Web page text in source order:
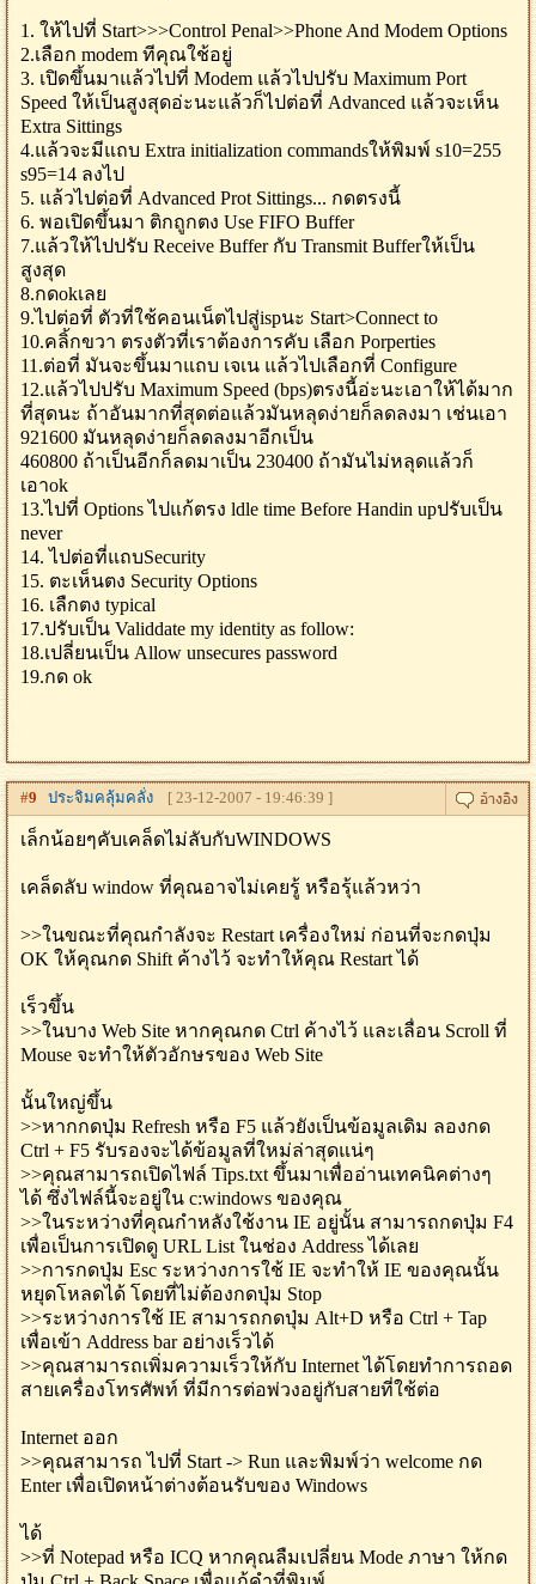
1. ให้ไปที่ Start>>>Control Penal>>Phone And Modem Options
2.เลือก modem ทีคุณใช้อยู่
3. เปิดขึ้นมาแล้วไปที่ Modem แล้วไปปรับ Maximum Port
Speed ให้เป็นสูงสุดอ่ะนะแล้วก็ไปต่อที่ Advanced แล้วจะเห็น
Extra Sittings
4.แล้วจะมีแถบ Extra initialization commandsให้พิมพ์ s10=255
s95=14 ลงไป
5. แล้วไปต่อที่ Advanced Prot Sittings... กดตรงนี้
6. พอเปิดขึ้นมา ติกถูกตง Use FIFO Buffer
7.แล้วให้ไปปรับ Receive Buffer กับ Transmit Bufferให้เป็น
สูงสุด
8.กดokเลย
9.ไปต่อที่ ตัวที่ใช้คอนเน็ตไปสู่ispนะ Start>Connect to
10.คลิ้กขวา ตรงตัวที่เราต้องการคับ เลือก Porperties
11.ต่อที่ มันจะขึ้นมาแถบ เจเน แล้วไปเลือกที่ Configure
12.แล้วไปปรับ Maximum Speed (bps)ตรงนี้อ่ะนะเอาให้ได้มาก
ที่สุดนะ ถ้าอันมากที่สุดต่อแล้วมันหลุดง่ายก็ลดลงมา เช่นเอา
921600 มันหลุดง่ายก็ลดลงมาอีกเป็น
460800 ถ้าเป็นอีกก็ลดมาเป็น 230400 ถ้ามันไม่หลุดแล้วก็
เอาok
13.ไปที่ Options ไปแก้ตรง ldle time Before Handin upปรับเป็น
never
14. ไปต่อที่แถบSecurity
15. ตะเห็นตง Security Options
16. เลืกตง typical
17.ปรับเป็น Validdate my identity as follow:
18.เปลี่ยนเป็น Allow unsecures password
19.กด ok
#9 ประจิมคลุ้มคลั่ง [ 23-12-2007 - 19:46:39 ]
เล็กน้อยๆคับเคล็ดไม่ลับกับWINDOWS
เคล็ดลับ window ที่คุณอาจไม่เคยรู้ หรือรุ้แล้วหว่า
>>ในขณะที่คุณกำลังจะ Restart เครื่องใหม่ ก่อนที่จะกดปุ่ม
OK ให้คุณกด Shift ค้างไว้ จะทำให้คุณ Restart ได้
เร็วขึ้น
>>ในบาง Web Site หากคุณกด Ctrl ค้างไว้ และเลื่อน Scroll ที่
Mouse จะทำให้ตัวอักษรของ Web Site
นั้นใหญ่ขึ้น
>>หากกดปุ่ม Refresh หรือ F5 แล้วยังเป็นข้อมูลเดิม ลองกด
Ctrl + F5 รับรองจะได้ข้อมูลที่ใหม่ล่าสุดแน่ๆ
>>คุณสามารถเปิดไฟล์ Tips.txt ขึ้นมาเพื่ออ่านเทคนิคต่างๆ
ได้ ซึ่งไฟล์นี้จะอยู่ใน c:windows ของคุณ
>>ในระหว่างที่คุณกำหลังใช้งาน IE อยู่นั้น สามารถกดปุ่ม F4
เพื่อเป็นการเปิดดู URL List ในช่อง Address ได้เลย
>>การกดปุ่ม Esc ระหว่างการใช้ IE จะทำให้ IE ของคุณนั้น
หยุดโหลดได้ โดยที่ไม่ต้องกดปุ่ม Stop
>>ระหว่างการใช้ IE สามารถกดปุ่ม Alt+D หรือ Ctrl + Tap
เพื่อเข้า Address bar อย่างเร็วได้
>>คุณสามารถเพิ่มความเร็วให้กับ Internet ได้โดยทำการถอด
สายเครื่องโทรศัพท์ ที่มีการต่อพ่วงอยู่กับสายที่ใช้ต่อ
Internet ออก
>>คุณสามารถ ไปที่ Start -> Run และพิมพ์ว่า welcome กด
Enter เพื่อเปิดหน้าต่างต้อนรับของ Windows
ได้
>>ที่ Notepad หรือ ICQ หากคุณลืมเปลี่ยน Mode ภาษา ให้กด